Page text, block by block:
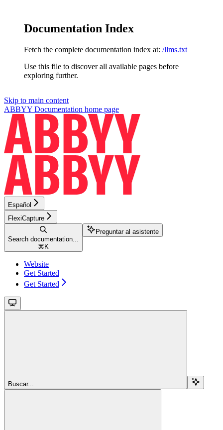
Documentation Index
Fetch the complete documentation index at: /llms.txt
Use this file to discover all available pages before
exploring further.
Skip to main content
ABBYY Documentation home page
Español
FlexiCapture
Search documentation...
⌘ K
Preguntar al asistente
Website
Get Started
Get Started
Buscar...